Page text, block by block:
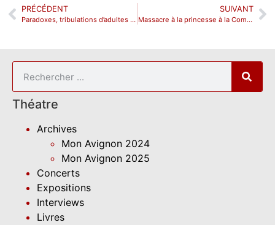
Théatre
Archives
Mon Avignon 2024
Mon Avignon 2025
Concerts
Expositions
Interviews
Livres
PRÉCÉDENT
Paradoxes, tribulations d’adultes en terrain ado
SUIVANT
Massacre à la princesse à la Comédie Montorgueil